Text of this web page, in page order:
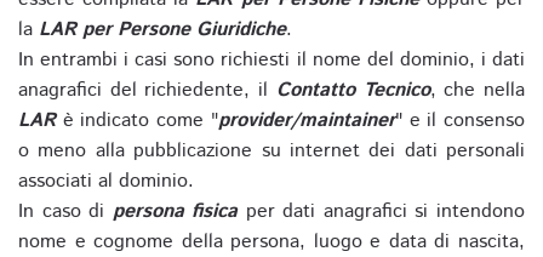
la LAR per Persone Giuridiche.
In entrambi i casi sono richiesti il nome del dominio, i dati
anagrafici del richiedente, il Contatto Tecnico, che nella
LARè indicato come "provider/maintainer" e il consenso
o meno alla pubblicazione su internet dei dati personali
associati al dominio.
In caso di persona fisicaper dati anagrafici si intendono
nome e cognome della persona, luogo e data di nascita,